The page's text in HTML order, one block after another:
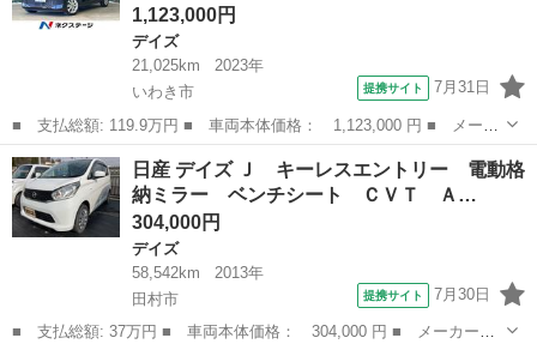
1,123,000円
デイズ
21,025km
2023年
いわき市
提携サイト 7月31日
■ 支払総額: 119.9万円 ■ 車両本体価格： 1,123,000 円 ■ メーカ
ー名： 日産 ■ 車種名： デイズ ■ グレード名： Ｘ ＳＤナ
ビ バックカメラ インテリジェントエマージェンシーブレーキ 禁
煙車 コー...
福島 いわき市 デイズ
日産 デイズ Ｊ キーレスエントリー 電動格
納ミラー ベンチシート ＣＶＴ Ａ…
304,000円
デイズ
58,542km
2013年
田村市
提携サイト 7月30日
■ 支払総額: 37万円 ■ 車両本体価格： 304,000 円 ■ メーカー